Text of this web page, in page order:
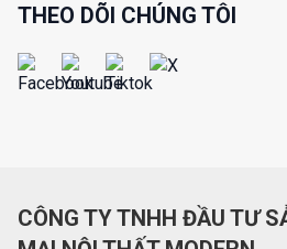
THEO DÕI CHÚNG TÔI
CÔNG TY TNHH ĐẦU TƯ